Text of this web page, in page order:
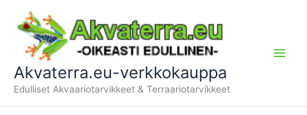
sisältöön
Akvaterra.eu-verkkokauppa
Edulliset Akvaariotarvikkeet & Terraariotarvikkeet